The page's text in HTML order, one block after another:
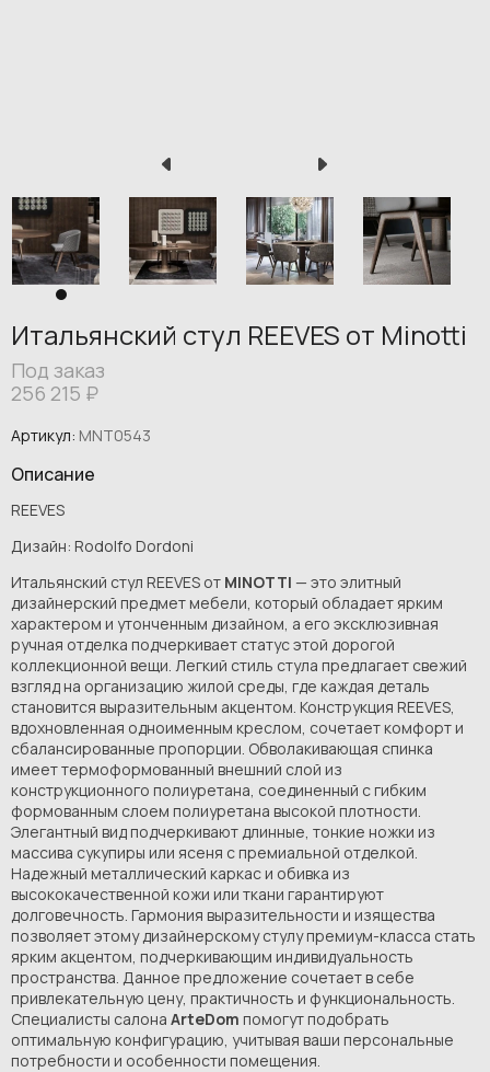
Итальянский стул REEVES от Minotti
Под заказ
256 215 ₽
Артикул: MNT0543
Описание
REEVES
Дизайн: Rodolfo Dordoni
Итальянский стул REEVES от MINOTTI — это элитный
дизайнерский предмет мебели, который обладает ярким
характером и утонченным дизайном, а его эксклюзивная
ручная отделка подчеркивает статус этой дорогой
коллекционной вещи. Легкий стиль стула предлагает свежий
взгляд на организацию жилой среды, где каждая деталь
становится выразительным акцентом. Конструкция REEVES,
вдохновленная одноименным креслом, сочетает комфорт и
сбалансированные пропорции. Обволакивающая спинка
имеет термоформованный внешний слой из
конструкционного полиуретана, соединенный с гибким
формованным слоем полиуретана высокой плотности.
Элегантный вид подчеркивают длинные, тонкие ножки из
массива сукупиры или ясеня с премиальной отделкой.
Надежный металлический каркас и обивка из
высококачественной кожи или ткани гарантируют
долговечность. Гармония выразительности и изящества
позволяет этому дизайнерскому стулу премиум-класса стать
ярким акцентом, подчеркивающим индивидуальность
пространства. Данное предложение сочетает в себе
привлекательную цену, практичность и функциональность.
Специалисты салона ArteDom помогут подобрать
оптимальную конфигурацию, учитывая ваши персональные
потребности и особенности помещения.